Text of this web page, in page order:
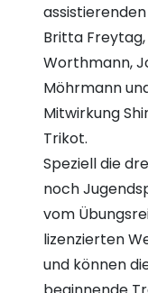
Britta
Worthmann,
Möhrmann
Mitwirkung
Trikot.
Speziell die
noch
vom
lizenzierten
und können